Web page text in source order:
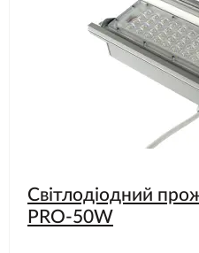
Світлодіодний
PRO-50W